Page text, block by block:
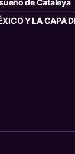
de Cataleya
Y LA CAPA